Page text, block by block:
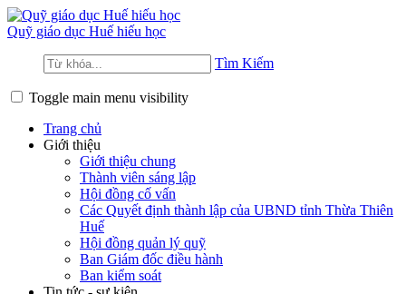
Quỹ giáo dục Huế hiếu học
Tìm Kiếm
Toggle main menu visibility
Trang chủ
Giới thiệu
Giới thiệu chung
Thành viên sáng lập
Hội đồng cố vấn
Các Quyết định thành lập của UBND tỉnh Thừa Thiên
Huế
Hội đồng quản lý quỹ
Ban Giám đốc điều hành
Ban kiểm soát